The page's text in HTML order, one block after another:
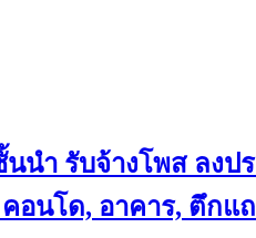
นนำ รับจ้างโพส ลงป
อนโด, อาคาร, ตึกแ